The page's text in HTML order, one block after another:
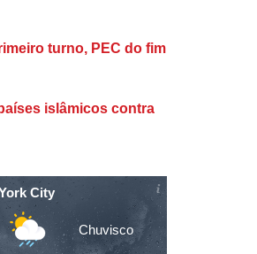
turno, PEC do fim
islâmicos contra
City
Chuvisco